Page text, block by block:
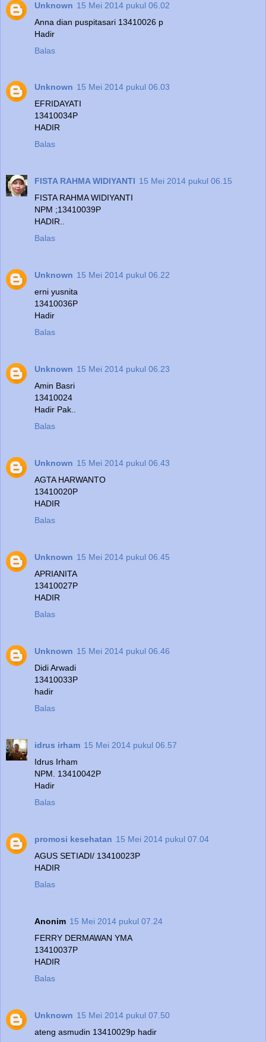
Unknown 15 Mei 2014 pukul 06.02
Anna dian puspitasari 13410026 p
Hadir
Balas
Unknown 15 Mei 2014 pukul 06.03
EFRIDAYATI
13410034P
HADIR
Balas
FISTA RAHMA WIDIYANTI 15 Mei 2014 pukul 06.15
FISTA RAHMA WIDIYANTI
NPM ;13410039P
HADIR..
Balas
Unknown 15 Mei 2014 pukul 06.22
erni yusnita
13410036P
Hadir
Balas
Unknown 15 Mei 2014 pukul 06.23
Amin Basri
13410024
Hadir Pak..
Balas
Unknown 15 Mei 2014 pukul 06.43
AGTA HARWANTO
13410020P
HADIR
Balas
Unknown 15 Mei 2014 pukul 06.45
APRIANITA
13410027P
HADIR
Balas
Unknown 15 Mei 2014 pukul 06.46
Didi Arwadi
13410033P
hadir
Balas
idrus irham 15 Mei 2014 pukul 06.57
Idrus Irham
NPM. 13410042P
Hadir
Balas
promosi kesehatan 15 Mei 2014 pukul 07.04
AGUS SETIADI/ 13410023P
HADIR
Balas
Anonim 15 Mei 2014 pukul 07.24
FERRY DERMAWAN YMA
13410037P
HADIR
Balas
Unknown 15 Mei 2014 pukul 07.50
ateng asmudin 13410029p hadir